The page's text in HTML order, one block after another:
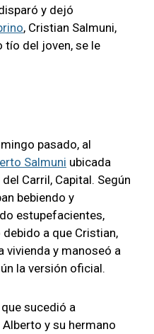
y dejó
, Cristian Salmuni,
tío del joven, se le
pasado, al
Salmuni ubicada
Carril, Capital. Según
bebiendo y
estupefacientes,
a que Cristian,
vivienda y manoseó a
la versión oficial.
sucedió a
y su hermano